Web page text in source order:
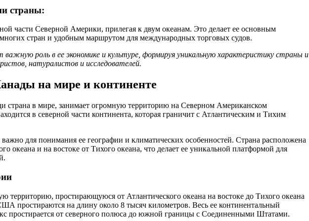
страны:
части Северной Америки, прилегая к двум океанам. Это делает ее основным
стран и удобным маршрутом для международных торговых судов.
роль в ее экономике и культуре, формируя уникальную характеристику страны и
натуралистов и исследователей.
на мире и континенте
страна в мире, занимает огромную территорию на Северном Американском
в северной части континента, которая граничит с Атлантическим и Тихим
для понимания ее географии и климатических особенностей. Страна расположена
океана и на востоке от Тихого океана, что делает ее уникальной платформой для
территорию, простирающуюся от Атлантического океана на востоке до Тихого океана
простираются на длину около 8 тысяч километров. Весь ее континентальный
простирается от северного полюса до южной границы с Соединенными Штатами.